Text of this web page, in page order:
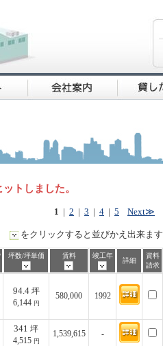
トしました。
1 2 3 4 5 Next≫
をクリックすると並びかえ出来ます
坪数/坪単価 賃料 竣工年
詳細
資料
請求
94.4坪
6,144 円
580,000 1992
341 坪
4,515 円
1,539,615 -